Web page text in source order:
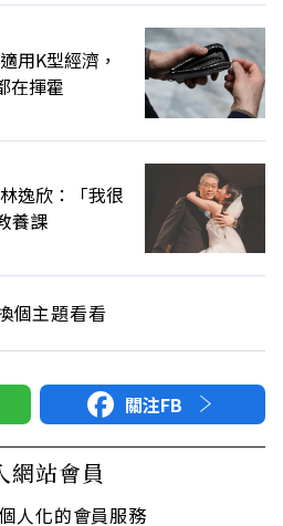
用K型經濟，
在揮霍
逸欣：「我很
養課
個主題看看
關注FB
網站會員
人化的會員服務